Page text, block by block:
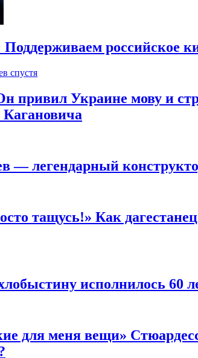
российское
спустя
привил Украине мову и
Кагановича
— легендарный
тащусь!» Как
исполнилось 60
для меня вещи»